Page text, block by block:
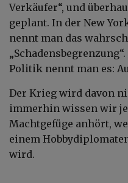
Verkäufer“, und
geplant. In der New
nennt man das
Politik nennt man es:
Der Krieg wird davon
immerhin wissen wir
Machtgefüge anhört,
einem
wird.